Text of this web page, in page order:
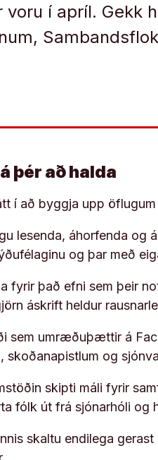
voru í apríl. Gekk
þér að halda
í að byggja upp
lesenda, áhorfenda og
og þar með
fyrir það efni sem þeir
áskrift heldur
sem umræðuþættir á
skoðanapistlum og
skipti máli fyrir
fólk út frá sjónarhóli og
skaltu endilega